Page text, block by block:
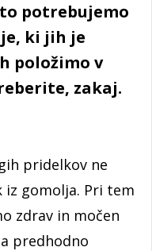
potrebujemo
ki jih je
položimo v
zakaj.
pridelkov ne
iz gomolja. Pri tem
zdrav in močen
predhodno